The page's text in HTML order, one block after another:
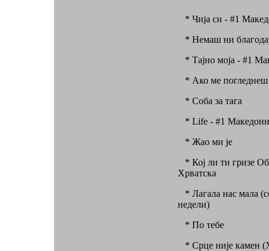
* Чија си - #1
* Немаш ни
* Тајно моја - #1
* Ако ме
* Соба за тага
* Life - #1
* Жао ми је
* Кој ли ти гризе
Хрватска
* Лагала нас мала
недели)
* По тебе
* Срце није камен